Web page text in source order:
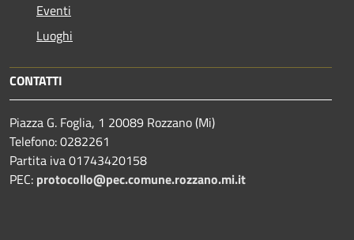
Eventi
Luoghi
CONTATTI
Piazza G. Foglia, 1 20089 Rozzano (Mi)
Telefono: 0282261
Partita iva 01743420158
PEC: protocollo@pec.comune.rozzano.mi.it